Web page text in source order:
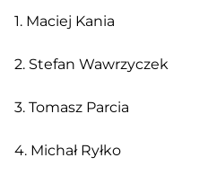
1. Maciej Kania
2. Stefan Wawrzyczek
3. Tomasz Parcia
4. Michał Ryłko